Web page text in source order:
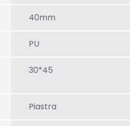
40mm
PU
30*45
Piastra